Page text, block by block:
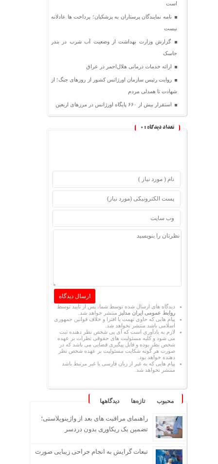
است
نامه نمایندگان پرستاران به پزشکیان؛ پرداخت ها عادلانه
نیست
گزارش وزارت بهداشت از وضعیت آب شرب در بندر
جاسک
ارائه خدمات درمانی هلال‌احمر در عراق
روایت رئیس سازمان اورژانس کشور از روزهای جنگ؛ از
شهادت تا همدلی مردم
استقرار بیش از ۶۶۰ پایگاه اورژانس در مرزهای اربعین
تعداد دیدگاه : 0
دیدگاه های ارسال شده توسط شما، پس از تایید توسط
روابط عمومی ایران مدلبز منتشر خواهد شد.
پیام هایی که حاوی تهمت یا افترا و خلاف قوانین جمهوری
اسلامی باشد منتشر نخواهد شد.
لازم به یادآوری است که آی پی شخص نظر دهنده ثبت
می شود و کلیه مسئولیت های حقوقی نظرات بر عهده
شخص نظر بوده و قابل پیگیری قضایی می باشد که در
صورت هر گونه شکایت مسئولیت بر عهده شخص نظر
دهنده خواهد بود.
پیام هایی که به غیر از زبان فارسی یا غیر مرتبط باشد
منتشر نخواهد شد.
محبوب تازه‌ها دیدگاهها
راهنمای مراقبت های بعد از واژینوپلاستی؛
تضمین یک ریکاوری بدون دردسر
تبعات گرایش به انجام جراحی زیبایی صورت